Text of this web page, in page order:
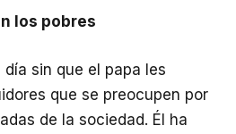
los pobres
sin que el papa les
que se preocupen por
de la sociedad. Él ha